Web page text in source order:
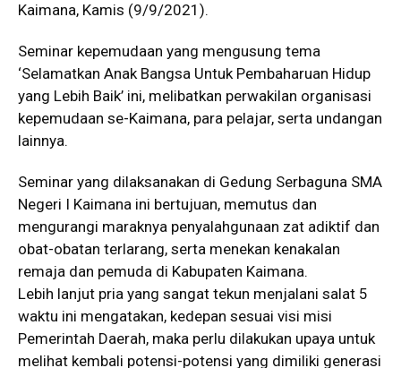
Kaimana, Kamis (9/9/2021).
Seminar kepemudaan yang mengusung tema
‘Selamatkan Anak Bangsa Untuk Pembaharuan Hidup
yang Lebih Baik’ ini, melibatkan perwakilan organisasi
kepemudaan se-Kaimana, para pelajar, serta undangan
lainnya.
Seminar yang dilaksanakan di Gedung Serbaguna SMA
Negeri I Kaimana ini bertujuan, memutus dan
mengurangi maraknya penyalahgunaan zat adiktif dan
obat-obatan terlarang, serta menekan kenakalan
remaja dan pemuda di Kabupaten Kaimana.
Lebih lanjut pria yang sangat tekun menjalani salat 5
waktu ini mengatakan, kedepan sesuai visi misi
Pemerintah Daerah, maka perlu dilakukan upaya untuk
melihat kembali potensi-potensi yang dimiliki generasi